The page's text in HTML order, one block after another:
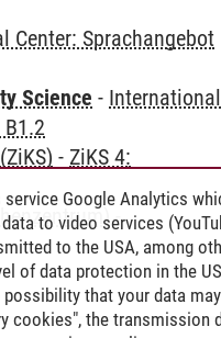
Center: Sprachangebot
Science - International
- ZiKS 4:
-
Google Analytics
to video services
to the USA, among
of data protection in the
that your data
cookies", the transmission